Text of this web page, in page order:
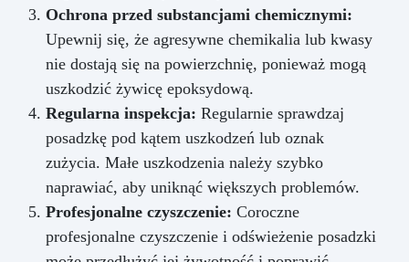
Ochrona przed substancjami chemicznymi:
Upewnij się, że agresywne chemikalia lub kwasy
nie dostają się na powierzchnię, ponieważ mogą
uszkodzić żywicę epoksydową.
Regularna inspekcja: Regularnie sprawdzaj
posadzkę pod kątem uszkodzeń lub oznak
zużycia. Małe uszkodzenia należy szybko
naprawiać, aby uniknąć większych problemów.
Profesjonalne czyszczenie: Coroczne
profesjonalne czyszczenie i odświeżenie posadzki